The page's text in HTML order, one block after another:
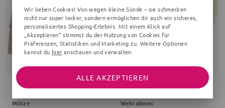
Mütze
8 %
Webrahmen
Wir lieben Cookies! Von wegen kleine Sünde – sie schmecken
nicht nur super lecker, sondern ermöglichen dir auch ein sicheres,
personalisiertes Shopping-Erlebnis. Mit einem Klick auf
„Akzeptieren“ stimmst du der Nutzung von Cookies für
Präferenzen, Statistiken und Marketing zu. Weitere Optionen
kannst du hier anschauen und verwalten.
ALLE AKZEPTIEREN